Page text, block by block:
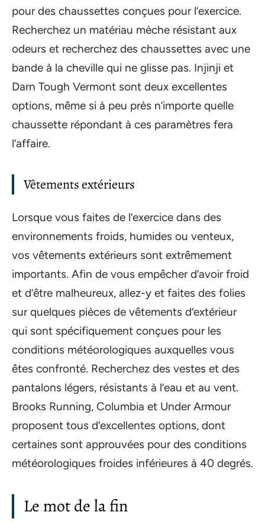
pour des chaussettes conçues pour l’exercice.
Recherchez un matériau mèche résistant aux
odeurs et recherchez des chaussettes avec une
bande à la cheville qui ne glisse pas. Injinji et
Darn Tough Vermont sont deux excellentes
options, même si à peu près n’importe quelle
chaussette répondant à ces paramètres fera
l’affaire.
Vêtements extérieurs
Lorsque vous faites de l’exercice dans des
environnements froids, humides ou venteux,
vos vêtements extérieurs sont extrêmement
importants. Afin de vous empêcher d’avoir froid
et d’être malheureux, allez-y et faites des folies
sur quelques pièces de vêtements d’extérieur
qui sont spécifiquement conçues pour les
conditions météorologiques auxquelles vous
êtes confronté. Recherchez des vestes et des
pantalons légers, résistants à l’eau et au vent.
Brooks Running, Columbia et Under Armour
proposent tous d’excellentes options, dont
certaines sont approuvées pour des conditions
météorologiques froides inférieures à 40 degrés.
Le mot de la fin